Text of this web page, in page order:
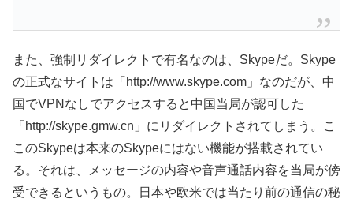
また、強制リダイレクトで有名なのは、Skypeだ。Skype
の正式なサイトは「http://www.skype.com」なのだが、中
国でVPNなしでアクセスすると中国当局が認可した
「http://skype.gmw.cn」にリダイレクトされてしまう。こ
このSkypeは本来のSkypeにはない機能が搭載されてい
る。それは、メッセージの内容や音声通話内容を当局が傍
受できるというもの。日本や欧米では当たり前の通信の秘